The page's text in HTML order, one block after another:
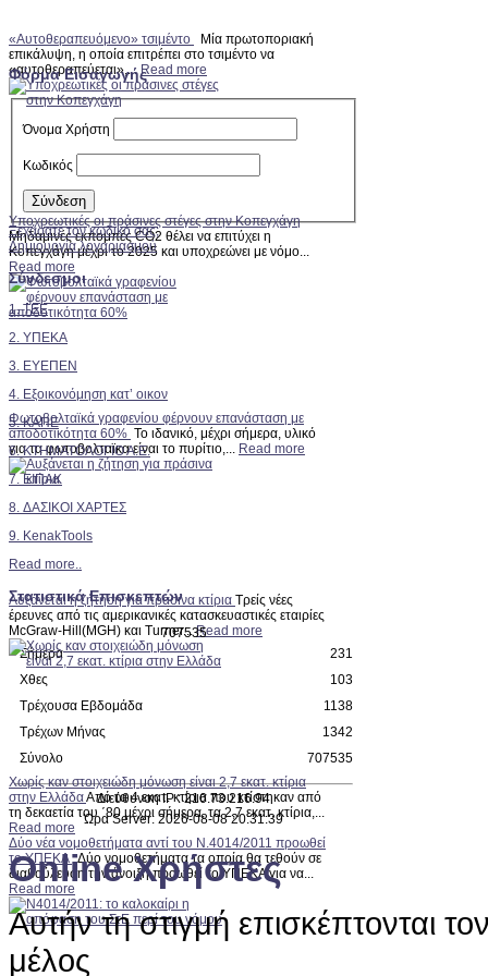
«Αυτοθεραπευόμενο» τσιμέντο
Μία πρωτοποριακή
επικάλυψη, η οποία επιτρέπει στο τσιμέντο να
«αυτοθεραπεύεται»,...Read more
Υποχρεωτικές οι πράσινες στέγες στην Κοπεγχάγη
Μηδαμινές εκπομπές CO2 θέλει να επιτύχει η
Κοπεγχάγη μέχρι το 2025 και υποχρεώνει με νόμο...
Read more
Φωτοβολταϊκά γραφενίου φέρνουν επανάσταση με
αποδοτικότητα 60% Το ιδανικό, μέχρι σήμερα, υλικό
για τα φωτοβολταϊκα είναι το πυρίτιο,... Read more
Αυξάνεται η ζήτηση για πράσινα κτίρια Τρείς νέες
έρευνες από τις αμερικανικές κατασκευαστικές εταιρίες
McGraw-Hill(MGH) και Turner...Read more
Χωρίς καν στοιχειώδη μόνωση είναι 2,7 εκατ. κτίρια
στην ΕλλάδαΑπό τα 4 εκατ. κτίρια που κτίστηκαν από
τη δεκαετία του ΄80 μέχρι σήμερα, τα 2,7 εκατ. κτίρια,...
Read more
Δύο νέα νομοθετήματα αντί του Ν.4014/2011 προωθεί
το ΥΠΕΚΑΔύο νομοθετήματα τα οποία θα τεθούν σε
διαβούλευση την άνοιξη προωθεί το ΥΠΕΚΑ για να...
Read more
Φόρμα Εισαγωγής
Όνομα Χρήστη
Κωδικός
Ξεχάσατε τον κωδικό σας;
Δημιουργία λογαριασμού
Σύνδεσμοι
1. TEE
2. ΥΠΕΚΑ
3. ΕΥΕΠΕΝ
4. Εξοικονόμηση κατ’ οικον
5. ΚΑΠΕ
6. ΚΤΗΜΑΤΟΛΟΓΙΟ Α.Ε.
7. ΕΙΠΑΚ
8. ΔΑΣΙΚΟΙ ΧΑΡΤΕΣ
9. KenakTools
Read more..
Στατιστικά Επισκεπτών
707535
Σήμερα
Χθες
Τρέχουσα Εβδομάδα
Τρέχων Μήνας
Σύνολο
231
103
1138
1342
707535
Διεύθυνση IP : 216.73.216.94
Ώρα Server: 2026-08-08 20:31:39
Online Χρήστες
Αυτήν τη στιγμή επισκέπτονται
μέλος